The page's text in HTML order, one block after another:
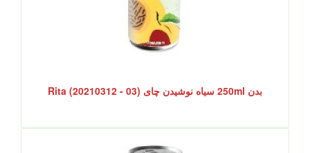
بدن 250ml سیاه نوشیدن چای Rita (20210312 - 03)